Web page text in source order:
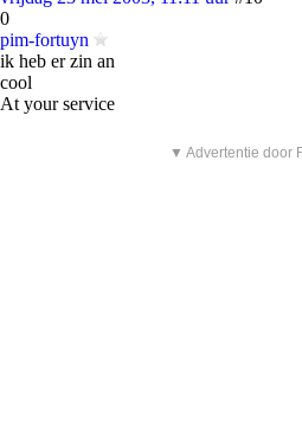
0
pim-fortuyn
ik heb er zin an
cool
At your service
▼ Advertentie door